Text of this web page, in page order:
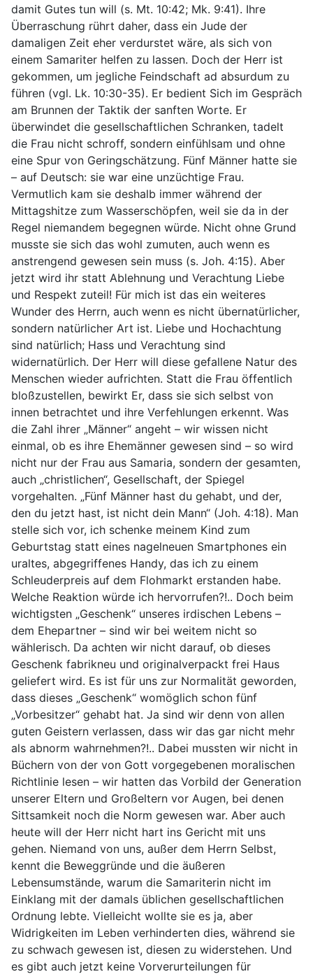
damit Gutes tun will (s. Mt. 10:42; Mk. 9:41). Ihre
Überraschung rührt daher, dass ein Jude der
damaligen Zeit eher verdurstet wäre, als sich von
einem Samariter helfen zu lassen. Doch der Herr ist
gekommen, um jegliche Feindschaft ad absurdum zu
führen (vgl. Lk. 10:30-35). Er bedient Sich im Gespräch
am Brunnen der Taktik der sanften Worte. Er
überwindet die gesellschaftlichen Schranken, tadelt
die Frau nicht schroff, sondern einfühlsam und ohne
eine Spur von Geringschätzung. Fünf Männer hatte sie
– auf Deutsch: sie war eine unzüchtige Frau.
Vermutlich kam sie deshalb immer während der
Mittagshitze zum Wasserschöpfen, weil sie da in der
Regel niemandem begegnen würde. Nicht ohne Grund
musste sie sich das wohl zumuten, auch wenn es
anstrengend gewesen sein muss (s. Joh. 4:15). Aber
jetzt wird ihr statt Ablehnung und Verachtung Liebe
und Respekt zuteil! Für mich ist das ein weiteres
Wunder des Herrn, auch wenn es nicht übernatürlicher,
sondern natürlicher Art ist. Liebe und Hochachtung
sind natürlich; Hass und Verachtung sind
widernatürlich. Der Herr will diese gefallene Natur des
Menschen wieder aufrichten. Statt die Frau öffentlich
bloßzustellen, bewirkt Er, dass sie sich selbst von
innen betrachtet und ihre Verfehlungen erkennt. Was
die Zahl ihrer „Männer“ angeht – wir wissen nicht
einmal, ob es ihre Ehemänner gewesen sind – so wird
nicht nur der Frau aus Samaria, sondern der gesamten,
auch „christlichen“, Gesellschaft, der Spiegel
vorgehalten. „Fünf Männer hast du gehabt, und der,
den du jetzt hast, ist nicht dein Mann“ (Joh. 4:18). Man
stelle sich vor, ich schenke meinem Kind zum
Geburtstag statt eines nagelneuen Smartphones ein
uraltes, abgegriffenes Handy, das ich zu einem
Schleuderpreis auf dem Flohmarkt erstanden habe.
Welche Reaktion würde ich hervorrufen?!.. Doch beim
wichtigsten „Geschenk“ unseres irdischen Lebens –
dem Ehepartner – sind wir bei weitem nicht so
wählerisch. Da achten wir nicht darauf, ob dieses
Geschenk fabrikneu und originalverpackt frei Haus
geliefert wird. Es ist für uns zur Normalität geworden,
dass dieses „Geschenk“ womöglich schon fünf
„Vorbesitzer“ gehabt hat. Ja sind wir denn von allen
guten Geistern verlassen, dass wir das gar nicht mehr
als abnorm wahrnehmen?!.. Dabei mussten wir nicht in
Büchern von der von Gott vorgegebenen moralischen
Richtlinie lesen – wir hatten das Vorbild der Generation
unserer Eltern und Großeltern vor Augen, bei denen
Sittsamkeit noch die Norm gewesen war. Aber auch
heute will der Herr nicht hart ins Gericht mit uns
gehen. Niemand von uns, außer dem Herrn Selbst,
kennt die Beweggründe und die äußeren
Lebensumstände, warum die Samariterin nicht im
Einklang mit der damals üblichen gesellschaftlichen
Ordnung lebte. Vielleicht wollte sie es ja, aber
Widrigkeiten im Leben verhinderten dies, während sie
zu schwach gewesen ist, diesen zu widerstehen. Und
es gibt auch jetzt keine Vorverurteilungen für